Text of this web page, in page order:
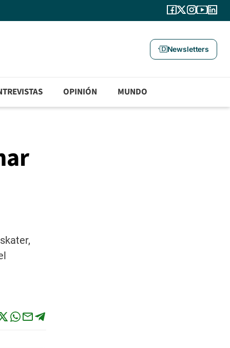
Newsletters
OPINIÓN MUNDO